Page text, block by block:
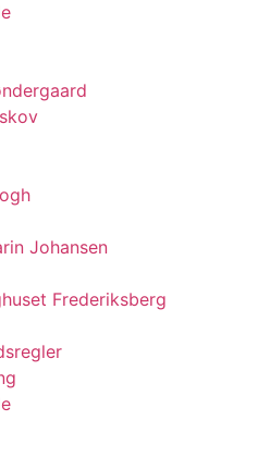
Johansen
Frederiksberg